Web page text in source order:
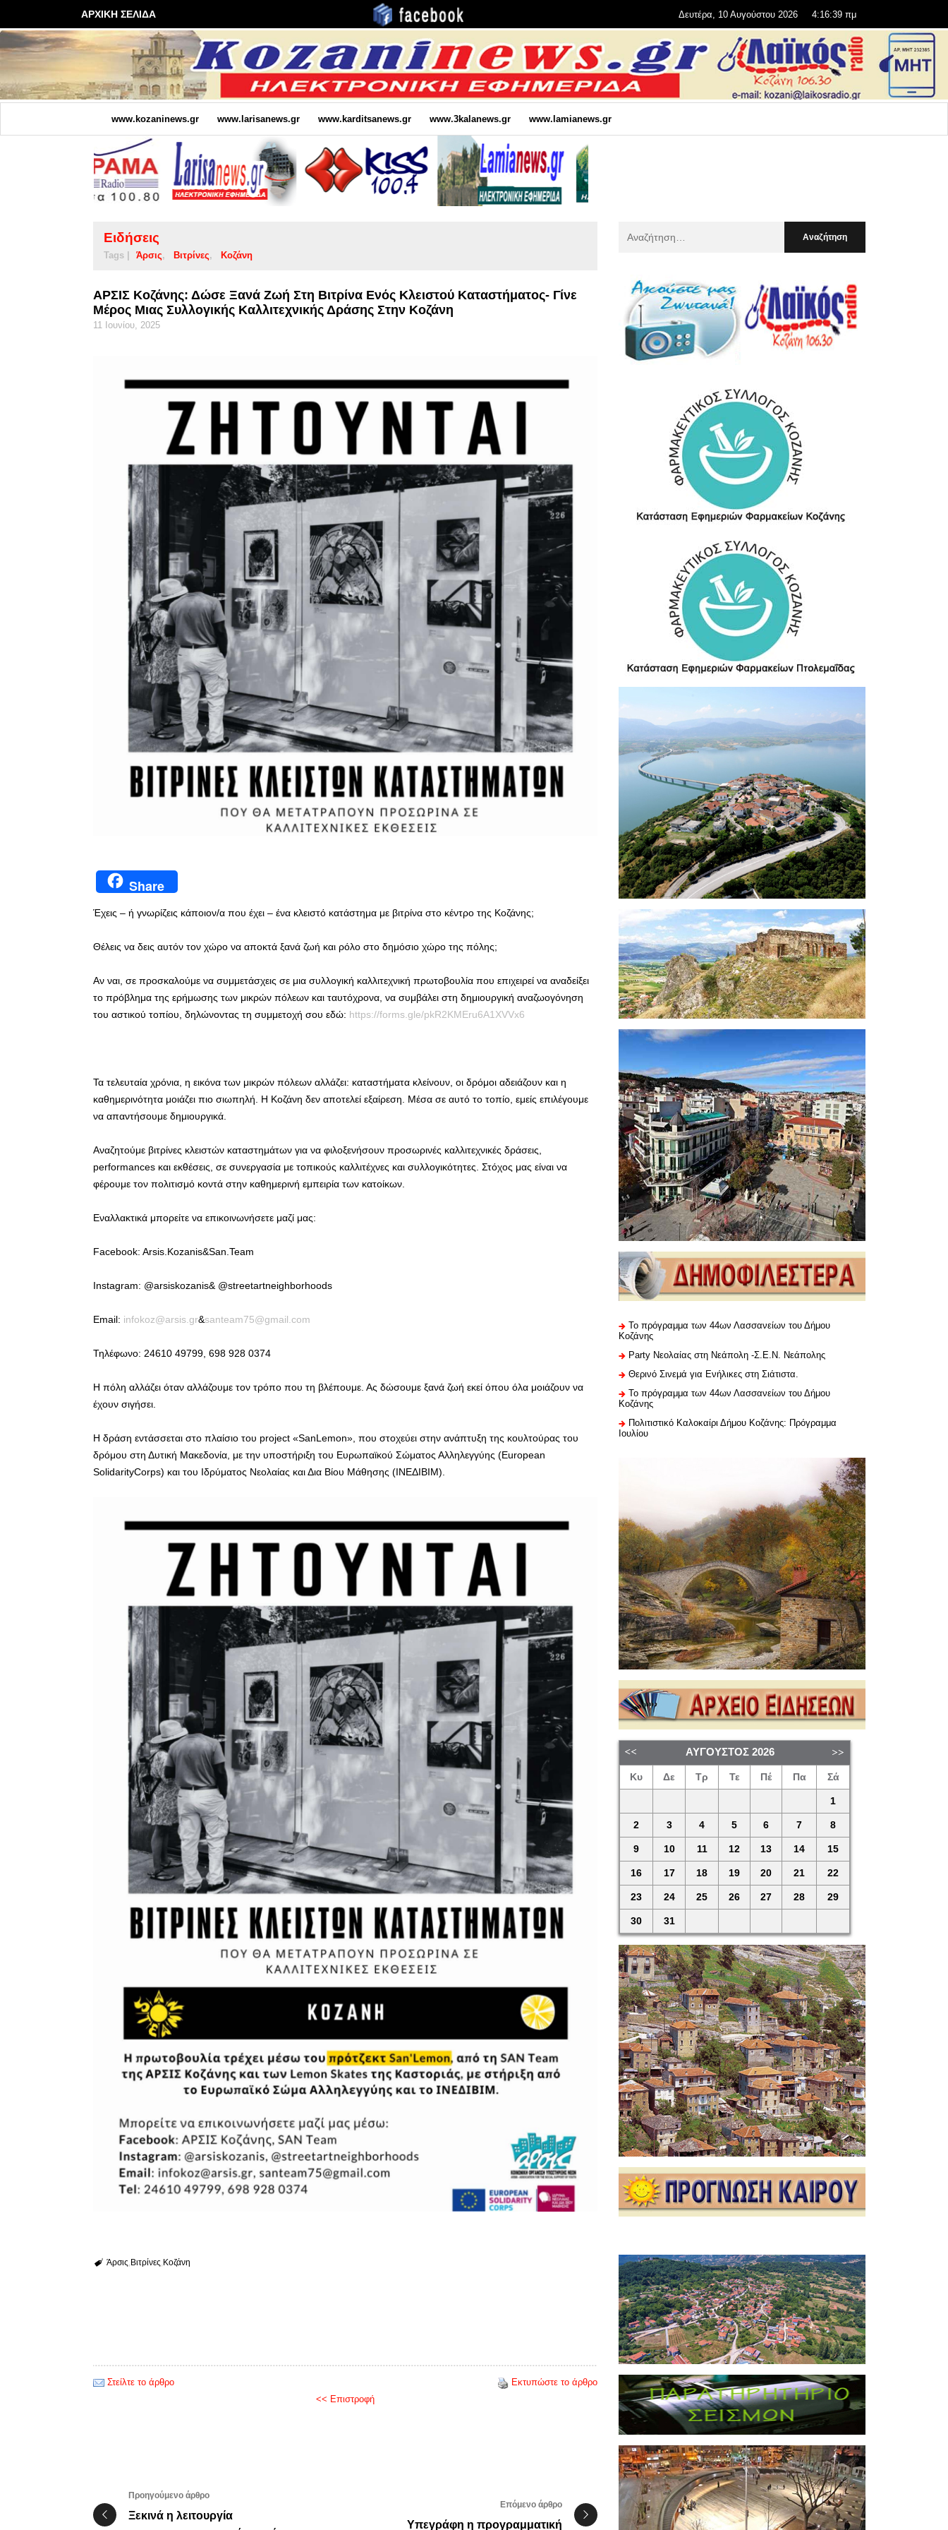
ΑΡΧΙΚΗ ΣΕΛΙΔΑ Δευτέρα, 10 Αυγούστου 2026 4:16:41 πμ
www.kozaninews.gr www.larisanews.gr www.karditsanews.gr www.3kalanews.gr www.lamianews.gr
Ειδήσεις
Tags | Άρσις Βιτρίνες Κοζάνη
ΑΡΣΙΣ Κοζάνης: Δώσε Ξανά Ζωή Στη Βιτρίνα Ενός Κλειστού Καταστήματος- Γίνε
Μέρος Μιας Συλλογικής Καλλιτεχνικής Δράσης Στην Κοζάνη
11 Ιουνίου, 2025
Share
Έχεις – ή γνωρίζεις κάποιον/α που έχει – ένα κλειστό κατάστημα με βιτρίνα στο κέντρο της Κοζάνης;
Θέλεις να δεις αυτόν τον χώρο να αποκτά ξανά ζωή και ρόλο στο δημόσιο χώρο της πόλης;
Αν ναι, σε προσκαλούμε να συμμετάσχεις σε μια συλλογική καλλιτεχνική πρωτοβουλία που επιχειρεί να αναδείξει
το πρόβλημα της ερήμωσης των μικρών πόλεων και ταυτόχρονα, να συμβάλει στη δημιουργική αναζωογόνηση
του αστικού τοπίου, δηλώνοντας τη συμμετοχή σου εδώ: https://forms.gle/pkR2KMEru6A1XVVx6
Τα τελευταία χρόνια, η εικόνα των μικρών πόλεων αλλάζει: καταστήματα κλείνουν, οι δρόμοι αδειάζουν και η
καθημερινότητα μοιάζει πιο σιωπηλή. Η Κοζάνη δεν αποτελεί εξαίρεση. Μέσα σε αυτό το τοπίο, εμείς επιλέγουμε
να απαντήσουμε δημιουργικά.
Αναζητούμε βιτρίνες κλειστών καταστημάτων για να φιλοξενήσουν προσωρινές καλλιτεχνικές δράσεις,
performances και εκθέσεις, σε συνεργασία με τοπικούς καλλιτέχνες και συλλογικότητες. Στόχος μας είναι να
φέρουμε τον πολιτισμό κοντά στην καθημερινή εμπειρία των κατοίκων.
Εναλλακτικά μπορείτε να επικοινωνήσετε μαζί μας:
Facebook: Arsis.Kozanis&San.Team
Instagram: @arsiskozanis& @streetartneighborhoods
Email: infokoz@arsis.gr&santeam75@gmail.com
Τηλέφωνο: 24610 49799, 698 928 0374
Η πόλη αλλάζει όταν αλλάζουμε τον τρόπο που τη βλέπουμε. Ας δώσουμε ξανά ζωή εκεί όπου όλα μοιάζουν να
έχουν σιγήσει.
Η δράση εντάσσεται στο πλαίσιο του project «SanLemon», που στοχεύει στην ανάπτυξη της κουλτούρας του
δρόμου στη Δυτική Μακεδονία, με την υποστήριξη του Ευρωπαϊκού Σώματος Αλληλεγγύης (European
SolidarityCorps) και του Ιδρύματος Νεολαίας και Δια Βίου Μάθησης (ΙΝΕΔΙΒΙΜ).
Άρσις Βιτρίνες Κοζάνη
Στείλτε το άρθρο
Εκτυπώστε το άρθρο
<< Επιστροφή
Προηγούμενο άρθρο
Ξεκινά η λειτουργία
Επόμενο άρθρο
Υπεγράφη η προγραμματική
Το πρόγραμμα των 44ων Λασσανείων του Δήμου
Κοζάνης
Party Νεολαίας στη Νεάπολη -Σ.Ε.Ν. Νεάπολης
Θερινό Σινεμά για Ενήλικες στη Σιάτιστα.
Το πρόγραμμα των 44ων Λασσανείων του Δήμου
Κοζάνης
Πολιτιστικό Καλοκαίρι Δήμου Κοζάνης: Πρόγραμμα
Ιουλίου
ΑΎΓΟΥΣΤΟΣ 2026
Κυ Δε Τρ Τε Πέ Πα Σά
1
2 3 4 5 6 7 8
9 10 11 12 13 14 15
16 17 18 19 20 21 22
23 24 25 26 27 28 29
30 31